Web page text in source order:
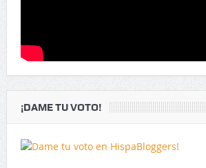
¡DAME TU VOTO!